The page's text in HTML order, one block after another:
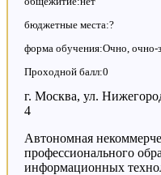
бюджетные места:?
форма обучения:Очно, очно-
Проходной балл:0
г. Москва, ул.
4
Автономная
профессионального
информационных